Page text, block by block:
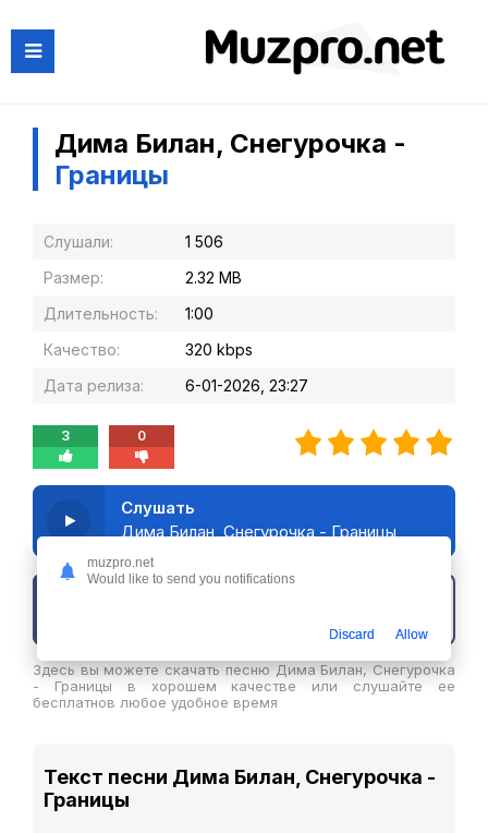
Дима Билан, Снегурочка -
Границы
Слушали:
1 506
Размер:
2.32 MB
Длительность:
1:00
Качество:
320 kbps
Дата релиза:
6-01-2026, 23:27
3 0
Слушать
Дима Билан, Снегурочка - Границы
Здесь вы можете скачать песню Дима Билан, Снегурочка
- Границы в хорошем качестве или слушайте ее
бесплатнов любое удобное время
Текст песни Дима Билан, Снегурочка -
Границы
muzpro.net
Would like to send you notifications
Discard Allow